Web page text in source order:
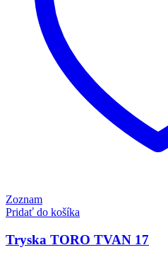
Zoznam
Pridať do košíka
Tryska TORO TVAN 17